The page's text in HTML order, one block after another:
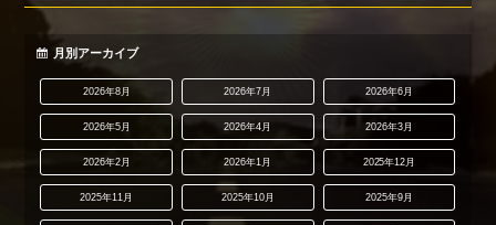
月別アーカイブ
2026年8月 2026年7月 2026年6月
2026年5月 2026年4月 2026年3月
2026年2月 2026年1月 2025年12月
2025年11月 2025年10月 2025年9月